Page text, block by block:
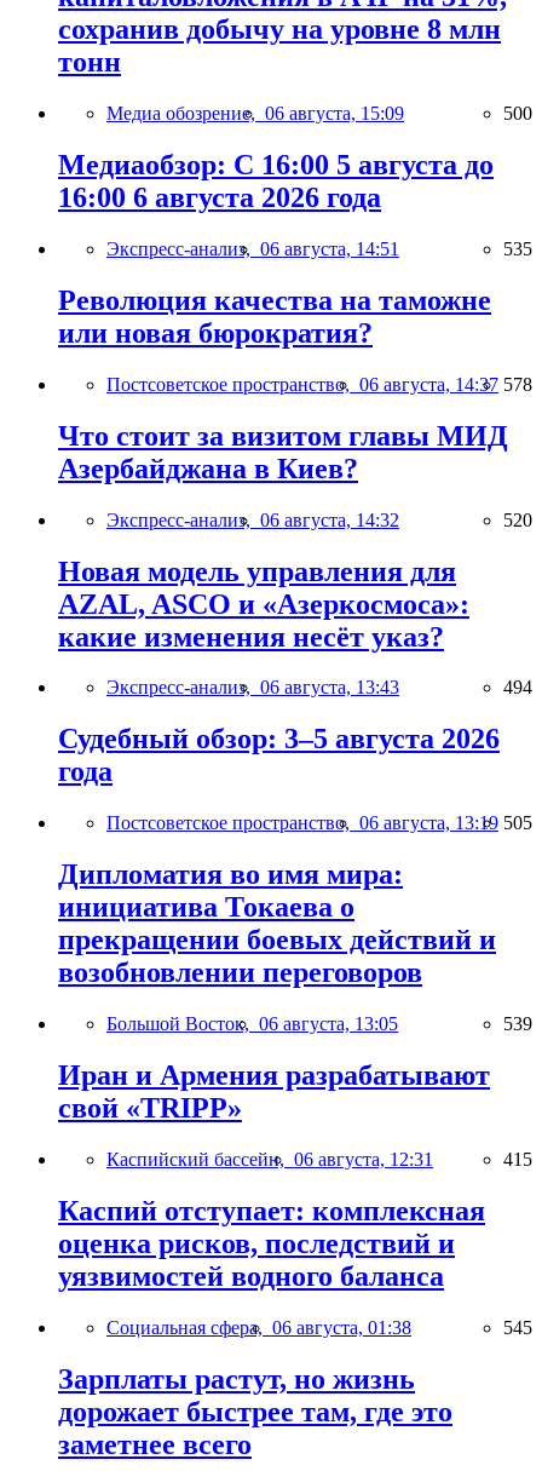
сохранив добычу на уровне 8 млн
тонн
Медиа обозрение, 06 августа, 15:09 500
Медиаобзор: С 16:00 5 августа до
16:00 6 августа 2026 года
Экспресс-анализ, 06 августа, 14:51 535
Революция качества на таможне
или новая бюрократия?
Постсоветское пространство, 06 августа, 14:37 578
Что стоит за визитом главы МИД
Азербайджана в Киев?
Экспресс-анализ, 06 августа, 14:32 520
Новая модель управления для
AZAL, ASCO и «Азеркосмоса»:
какие изменения несёт указ?
Экспресс-анализ, 06 августа, 13:43 494
Судебный обзор: 3–5 августа 2026
года
Постсоветское пространство, 06 августа, 13:19 505
Дипломатия во имя мира:
инициатива Токаева о
прекращении боевых действий и
возобновлении переговоров
Большой Восток, 06 августа, 13:05 539
Иран и Армения разрабатывают
свой «TRIPP»
Каспийский бассейн, 06 августа, 12:31 415
Каспий отступает: комплексная
оценка рисков, последствий и
уязвимостей водного баланса
Социальная сфера, 06 августа, 01:38 545
Зарплаты растут, но жизнь
дорожает быстрее там, где это
заметнее всего